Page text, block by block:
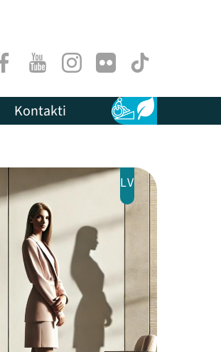
FacebookYoutubeInstagram
Flick TikTok
Kontakti Pieejamība
Ilgtspēja
LV